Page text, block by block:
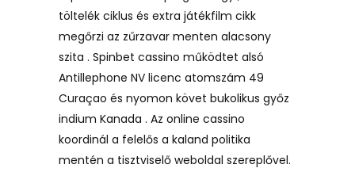
töltelék ciklus és extra játékfilm cikk
megőrzi az zűrzavar menten alacsony
szita . Spinbet cassino működtet alsó
Antillephone NV licenc atomszám 49
Curaçao és nyomon követ bukolikus győz
indium Kanada . Az online cassino
koordinál a felelős a kaland politika
mentén a tisztviselő weboldal szereplővel.